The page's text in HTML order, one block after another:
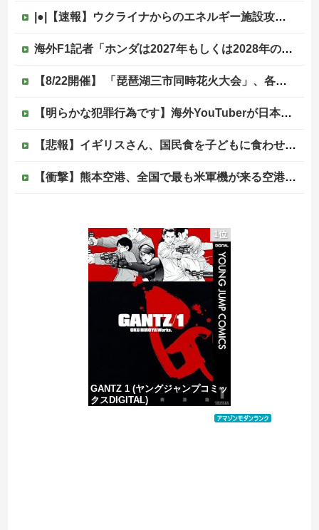
|●|【速報】ウクライナからのエネルギー施設攻撃で窮地のロシアを韓国が助けていたことが判明「韓国で船積みの精製油3万トンがロシア行き」
海外F1記者「ホンダは2027年もしくは2028年のはじめにはF1で再びトップに戻れると確信」他
【8/22開催】 「琵琶湖三市同時花火大会」、各市公式「そんな花火大会は存在しない」→ 高価チケットを購入した人達がSNS阿鼻叫喚
【明らかな犯罪行為です】海外YouTuberが日本の住宅へ不法侵入する動画を投稿
【悲報】イギリスさん、国民食を子どもに食わせるのを諦めるｗｗｗｗｗｗｗ
【衝撃】熊本空港、全国で最も米軍機が来る空港になっていた
「あなたは一生働くけど、私は家にいればいいの」毎日言われた20歳がついに返した一言…
【悲報】消費税減税に反対している自民党議員9人が判明ｗｗｗｗｗｗ
ヨーロッパが中国製メガソーラーを締め出しｗｗｗ
1位
GANTZ 1 (ヤングジャンプコミッ
クスDIGITAL)
価格：¥100